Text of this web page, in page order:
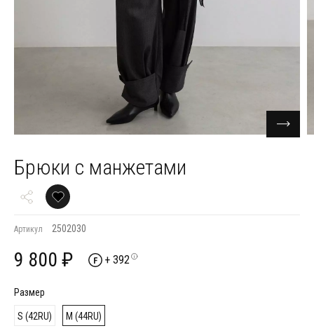
Брюки с манжетами
Артикул 2502030
9 800 ₽ + 392
Размер
S (42RU) M (44RU)